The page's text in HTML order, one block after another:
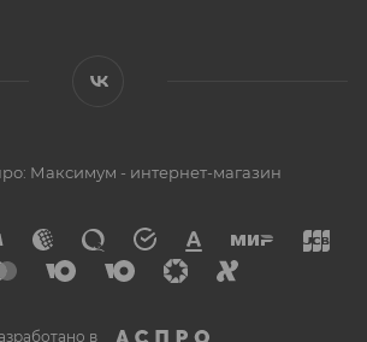
Максимум - интернет-магазин
в